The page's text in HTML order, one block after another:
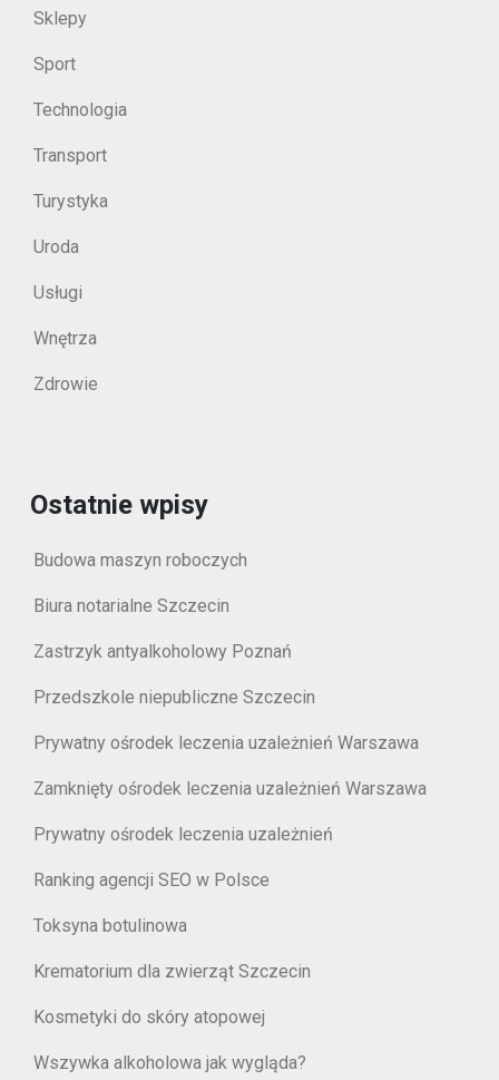
Sklepy
Sport
Technologia
Transport
Turystyka
Uroda
Usługi
Wnętrza
Zdrowie
Ostatnie wpisy
Budowa maszyn roboczych
Biura notarialne Szczecin
Zastrzyk antyalkoholowy Poznań
Przedszkole niepubliczne Szczecin
Prywatny ośrodek leczenia uzależnień Warszawa
Zamknięty ośrodek leczenia uzależnień Warszawa
Prywatny ośrodek leczenia uzależnień
Ranking agencji SEO w Polsce
Toksyna botulinowa
Krematorium dla zwierząt Szczecin
Kosmetyki do skóry atopowej
Wszywka alkoholowa jak wygląda?